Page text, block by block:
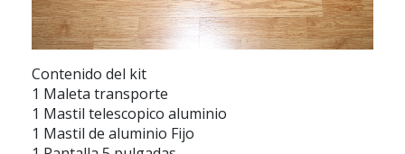
Contenido del kit
1 Maleta transporte
1 Mastil telescopico aluminio
1 Mastil de aluminio Fijo